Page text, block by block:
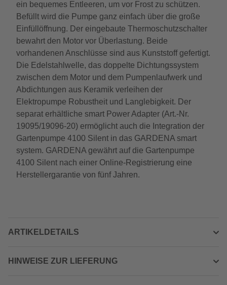
ein bequemes Entleeren, um vor Frost zu schützen.
Befüllt wird die Pumpe ganz einfach über die große
Einfüllöffnung. Der eingebaute Thermoschutzschalter
bewahrt den Motor vor Überlastung. Beide
vorhandenen Anschlüsse sind aus Kunststoff gefertigt.
Die Edelstahlwelle, das doppelte Dichtungssystem
zwischen dem Motor und dem Pumpenlaufwerk und
Abdichtungen aus Keramik verleihen der
Elektropumpe Robustheit und Langlebigkeit. Der
separat erhältliche smart Power Adapter (Art.-Nr.
19095/19096-20) ermöglicht auch die Integration der
Gartenpumpe 4100 Silent in das GARDENA smart
system. GARDENA gewährt auf die Gartenpumpe
4100 Silent nach einer Online-Registrierung eine
Herstellergarantie von fünf Jahren.
ARTIKELDETAILS
HINWEISE ZUR LIEFERUNG